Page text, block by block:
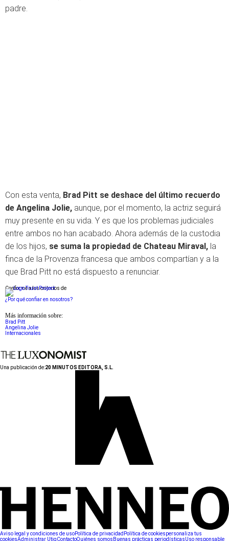
padre.
Con esta venta, Brad Pitt se deshace del último recuerdo
de Angelina Jolie, aunque, por el momento, la actriz seguirá
muy presente en su vida. Y es que los problemas judiciales
entre ambos no han acabado. Ahora además de la custodia
de los hijos, se suma la propiedad de Chateau Miraval, la
finca de la Provenza francesa que ambos compartían y a la
que Brad Pitt no está dispuesto a renunciar.
Conforme a los criterios de
¿Por qué confiar en nosotros?
Más información sobre:
Brad Pitt
Angelina Jolie
Internacionales
Una publicación de:20 MINUTOS EDITORA, S.L.
Aviso legal y condiciones de usoPolítica de privacidad Política de cookiespersonaliza tus
cookiesAdministrar UtiqContactoQuiénes somos Buenas prácticas periodísticasUso responsable